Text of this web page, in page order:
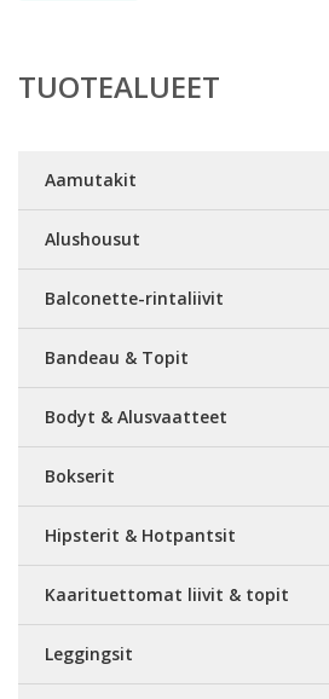
TUOTEALUEET
Aamutakit
Alushousut
Balconette-rintaliivit
Bandeau & Topit
Bodyt & Alusvaatteet
Bokserit
Hipsterit & Hotpantsit
Kaarituettomat liivit & topit
Leggingsit